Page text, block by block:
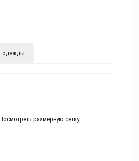
одежды
Посмотреть размерную сетку